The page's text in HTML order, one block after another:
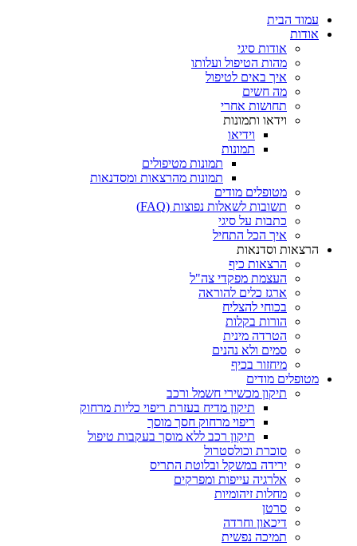
עמוד הבית
אודות
אודות סיגי
מהות הטיפול ועלותו
איך באים לטיפול
מה חשים
תחושות אחרי
וידאו ותמונות
וידיאו
תמונות
תמונות מטיפולים
תמונות מהרצאות ומסדנאות
מטופלים מודים
תשובות לשאלות נפוצות (FAQ)
כתבות על סיגי
איך הכל התחיל
הרצאות וסדנאות
הרצאות כיף
העצמת מפקדי צה"ל
ארגז כלים להוראה
בכוחי להצליח
הורות בקלות
הטרדה מינית
סמים ולא נהנים
מיחזור בכיף
מטופלים מודים
תיקון מכשירי חשמל ורכב
תיקון מדיח בעזרת ריפוי כליות מרחוק
ריפוי מרחוק חסך מוסך
תיקון רכב ללא מוסך בעקבות טיפול
סוכרת וכולסטרול
ירידה במשקל ובלוטת התריס
אלרגיה עייפות ומפרקים
מחלות זיהומיות
סרטן
דיכאון וחרדה
תמיכה נפשית